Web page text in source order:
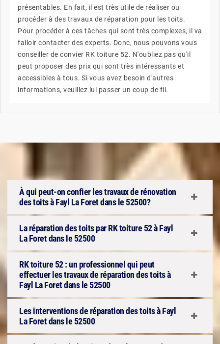
présentables. En fait, il est très utile de réaliser ou
procéder à des travaux de réparation pour les toits.
Pour procéder à ces tâches qui sont très complexes, il va
falloir contacter des experts. Donc, nous pouvons vous
conseiller de convier RK toiture 52. N'oubliez pas qu'il
peut proposer des prix qui sont très intéressants et
accessibles à tous. Si vous avez besoin d'autres
informations, veuillez lui passer un coup de fil.
À qui peut-on confier les travaux de rénovation
des toits à Fayl La Foret dans le 52500?
La réparation des toits par RK toiture 52 à Fayl
La Foret dans le 52500
RK toiture 52 : un professionnel qui peut
effectuer les travaux de réparation des toits à
Fayl La Foret dans le 52500
Les interventions de réparation des toits à Fayl
La Foret dans le 52500